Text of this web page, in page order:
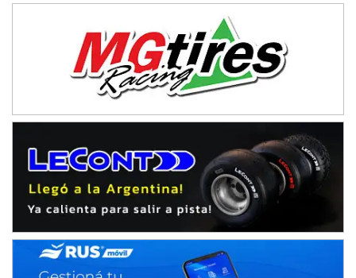
Juan Navarro (Asfalto)
El Timbó (Tucumán)
COBERTURA ESPECIAL DE E-KART.COM.AR
IAME SERIES ARGENTINA 6
Baradero (Buenos Aires)
Ciudad de Trenque Lauquen (Asfalto)
Trenque Lauquen (Buenos Aires)
ENTRERRIANO - F6 (POSTERGADA)
Parque de la Velocidad (Asfalto)